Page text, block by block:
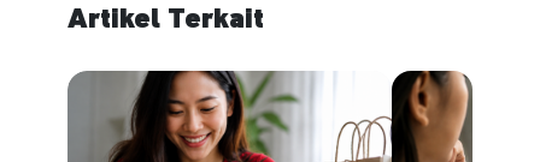
Artikel Terkait